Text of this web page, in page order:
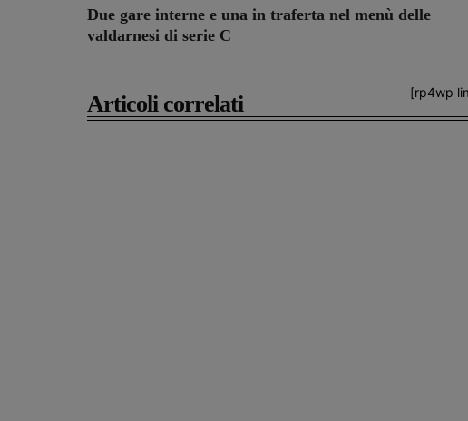
Due gare interne e una in traferta nel menù delle
valdarnesi di serie C
[rp4wp
Articoli correlati